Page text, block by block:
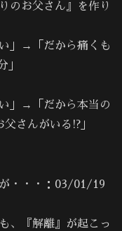
のお父さん』を作り
」→「だから痛くも
」
」→「だから本当の
さんがいる!?」
・・・：03/01/19
、『解離』が起こっ